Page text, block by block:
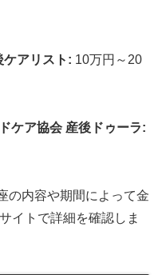
ケアリスト: 10万円～20
ケア協会 産後ドゥーラ:
の内容や期間によって金
イトで詳細を確認しま